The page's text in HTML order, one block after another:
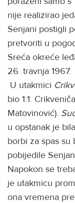
nije realizirao
Senjani postigli
pretvoriti u
Sreća okreće
26. travnja
U utakmici
bio 1:1.
Matovinović).
u opstanak je
borbi za spas su
pobijedile
Napokon se
je utakmicu
ona vremena